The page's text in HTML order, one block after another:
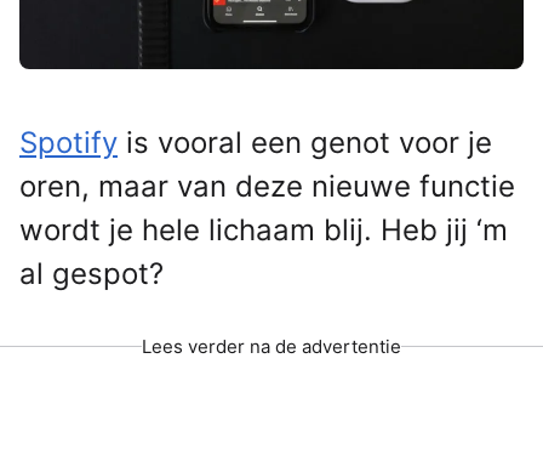
Spotify is vooral een genot voor je
oren, maar van deze nieuwe functie
wordt je hele lichaam blij. Heb jij ‘m
al gespot?
Lees verder na de advertentie